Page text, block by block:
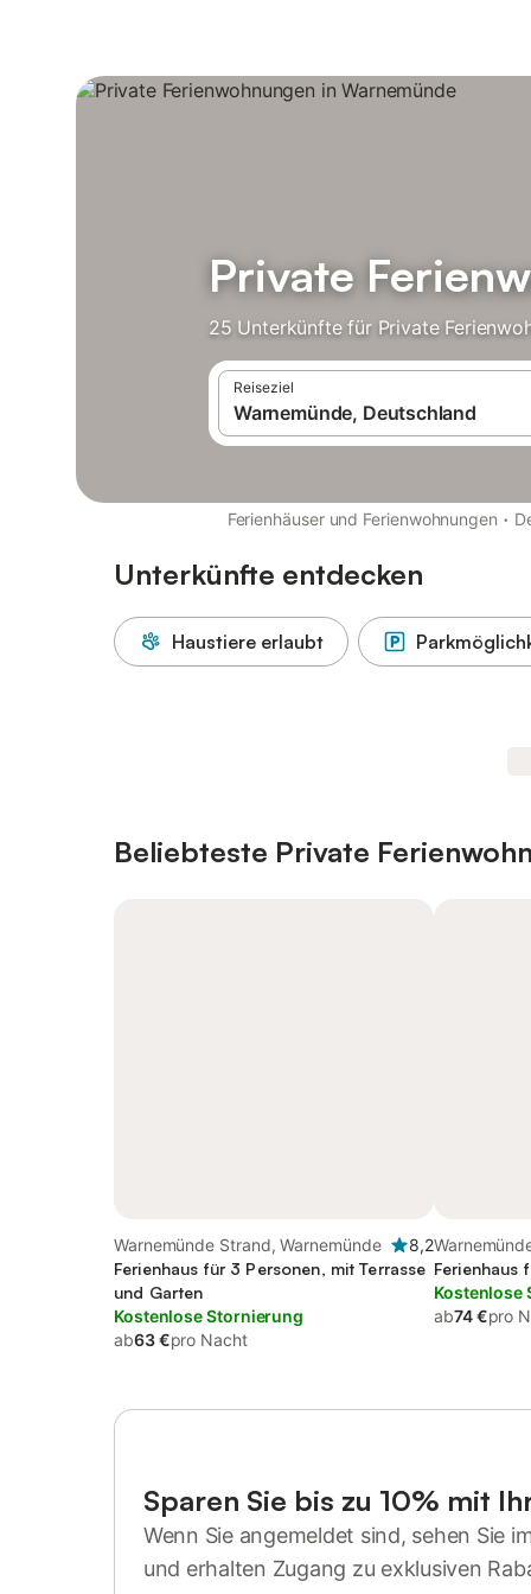
Private
25 Unterkünfte für Private
Reiseziel
Ferienhäuser und Ferienwohnungen ·
Unterkünfte entdecken
Haustiere erlaubt
Beliebteste Private
Warnemünde Strand, Warnemünde
8,2
Ferienhaus für 3 Personen, mit Terrasse
und Garten
Kostenlose Stornierung
ab63 €pro Nacht
Ferienhaus
Kostenlose
ab74 €pro
Sparen Sie bis zu 10% mit
Wenn Sie angemeldet sind, sehen Sie
und erhalten Zugang zu exklusiven